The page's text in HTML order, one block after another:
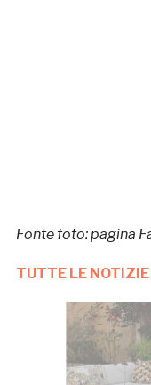
Fonte foto: pagina
TUTTE LE